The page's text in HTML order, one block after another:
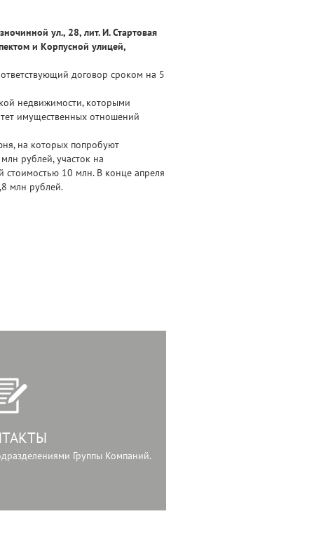
ул., 28, лит. И. Стартовая
и Корпусной улицей,
договор сроком на 5
недвижимости, которыми
имущественных отношений
на которых попробуют
рублей, участок на
стоимостью 10 млн. В конце апреля
млн рублей.
Группы Компаний.